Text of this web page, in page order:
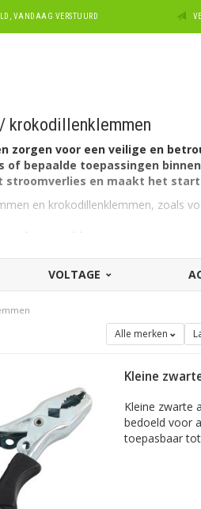
VANDAAG VERSTUURD
krokodillenklemmen
zorgen voor een veilige en
of bepaalde toepassingen
stroomverlies en maakt het
en krokodillenklemmen, zoals
de kabels stevig met de plus- en
schade aan de accu. Zeker bij
prima betaalbaar, een
bieden maximale geleiding en zijn
en krokodillenklemmen
voor maximale geleiding.
VOLTAGE
Alle merken
Kleine
Kleine zwarte
bedoeld voor
toepasbaar